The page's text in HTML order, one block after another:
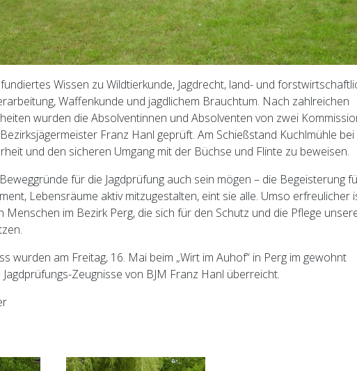
Wissen zu Wildtierkunde, Jagdrecht, land- und
Waffenkunde und jagdlichem Brauchtum. Nach zahlreichen
wurden die Absolventinnen und Absolventen von zwei
Franz Hanl geprüft. Am Schießstand Kuchlmühle bei
und den sicheren Umgang mit der Büchse und Flinte zu beweisen.
für die Jagdprüfung auch sein mögen – die Begeisterung
Lebensräume aktiv mitzugestalten, eint sie alle. Umso erfreulicher
Menschen im Bezirk Perg, die sich für den Schutz und die Pflege
wurden am Freitag, 16. Mai beim „Wirt im Auhof“ in Perg im gewohnt
Zeugnisse von BJM Franz Hanl überreicht.